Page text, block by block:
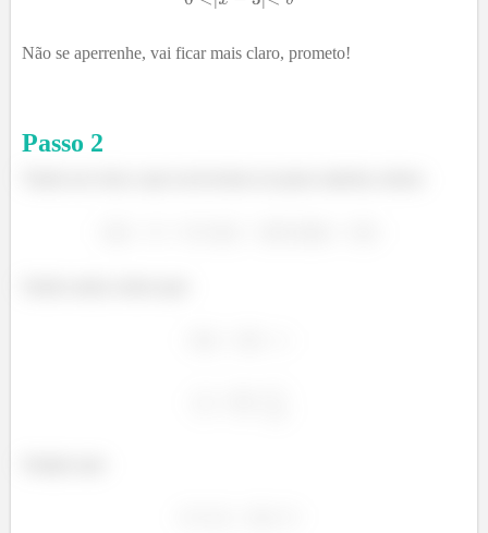
Não se aperrenhe, vai ficar mais claro, prometo!
Passo 2